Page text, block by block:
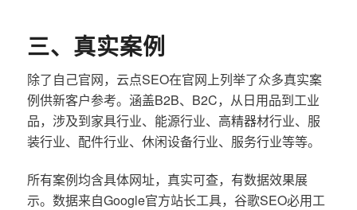
三、真实案例
除了自己官网，云点SEO在官网上列举了众多真实案
例供新客户参考。涵盖B2B、B2C，从日用品到工业
品，涉及到家具行业、能源行业、高精器材行业、服
装行业、配件行业、休闲设备行业、服务行业等等。
所有案例均含具体网址，真实可查，有数据效果展
示。数据来自Google官方站长工具，谷歌SEO必用工